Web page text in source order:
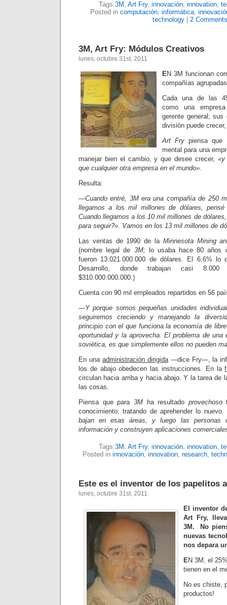
Tags:3M , Art Fry, innovación, innovation,
Posted in computación, informática,
technology| 2
3M, Art Fry: Módulos Creativos
lunes, octubre 31st, 2011
EN 3M funcionan
compañías
Cada una de las
como una
gerente general; sus
división puede
Art Fry piensa que
mental para una
manejar bien el cambio, y que desee crecer, «y
que cualquier otra empresa en el mundo».
Resulta:
—Cuando entré, 3M era una compañía de 250
llegamos a los mil millones de dólares,
Cuando llegamos a los 10 mil millones de
para seguir?». Vamos en los 13 mil millones de
Las ventas de 1990 de la Minnesota Mining
(nombre legal de 3M; lo usaba hace 80 años
fueron 13.021.000.000 de dólares. El 6,6% lo
Desarrollo, donde trabajan casi
$310.000.000.000.)
Cuenta con 90 mil empleados repartidos en 56
—Y porque somos pequeñas unidades
seguiremos creciendo y manejando la
principio con el que funciona la economía de
oportunidad y la aprovecha. El problema de una
soviética, es que simplemente ellos no pueden
En una administración dirigida—dice Fry—, la
los de abajo obede­cen las instrucciones. En la
circulan hacia arriba y hacia abajo. Y la tarea de
las cosas.
Piensa que para 3Mha resultado provechoso
conocimiento; tratando de aprehender lo nuevo.
bajan en esas áreas, y luego las personas
información y construyen aplicaciones
Tags:3M , Art Fry, innovación, innovation,
Posted in innovación, innovation, research,
Este es el inventor de los papelitos
lunes, octubre 31st, 2011
El inventor
Art Fry,
3M. No
nuevas
nos depara
EN 3M, el
tienen en el
No es chiste,
productos!